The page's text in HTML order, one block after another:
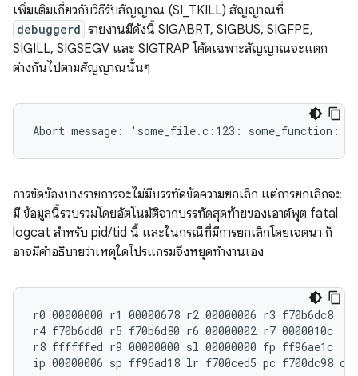
เพิ่มเติมเกี่ยวกับวิธีรับสัญญาณ (SI_TKILL) สัญญาณที่
debuggerd รายงานมีดังนี้ SIGABRT, SIGBUS, SIGFPE,
SIGILL, SIGSEGV และ SIGTRAP โค้ดเฉพาะสัญญาณจะแตก
ต่างกันไปตามสัญญาณนั้นๆ
การขัดข้องบางรายการจะไม่มีบรรทัดข้อความยกเลิก แต่การยกเลิกจะ
มี ข้อมูลนี้รวบรวมโดยอัตโนมัติจากบรรทัดสุดท้ายของเอาต์พุต fatal
logcat สำหรับ pid/tid นี้ และในกรณีที่มีการยกเลิกโดยเจตนา ก็
อาจมีคำอธิบายว่าเหตุใดโปรแกรมจึงหยุดทำงานเอง
r0 00000000 r1 00000678 r2 00000006 r3 f70b6dc8
r4 f70b6dd0 r5 f70b6d80 r6 00000002 r7 0000010c
r8 ffffffed r9 00000000 sl 00000000 fp ff96ae1c